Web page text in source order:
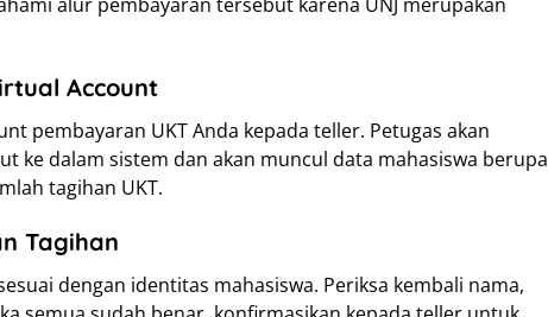
Account
pembayaran UKT Anda kepada teller. Petugas akan
ke dalam sistem dan akan muncul data mahasiswa berupa
tagihan UKT.
Tagihan
dengan identitas mahasiswa. Periksa kembali nama,